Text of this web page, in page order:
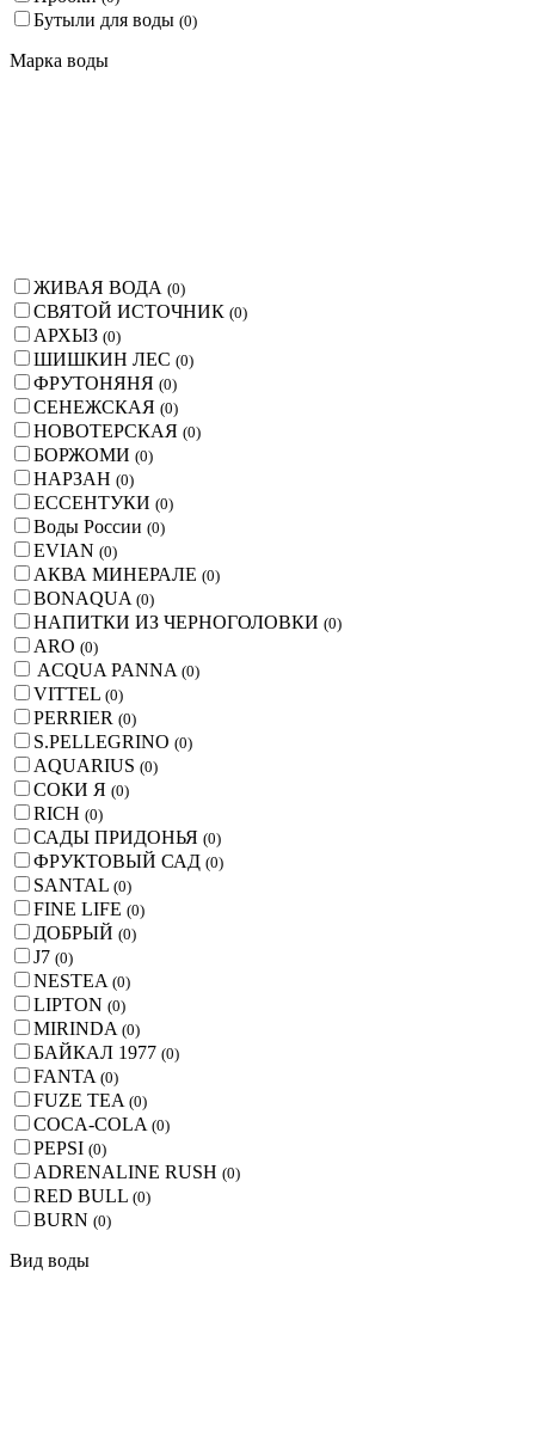
Бутыли для воды (0)
Марка воды
ЖИВАЯ ВОДА (0)
СВЯТОЙ ИСТОЧНИК (0)
АРХЫЗ (0)
ШИШКИН ЛЕС (0)
ФРУТОНЯНЯ (0)
СЕНЕЖСКАЯ (0)
НОВОТЕРСКАЯ (0)
БОРЖОМИ (0)
НАРЗАН (0)
ЕССЕНТУКИ (0)
Воды России (0)
EVIAN (0)
АКВА МИНЕРАЛЕ (0)
BONAQUA (0)
НАПИТКИ ИЗ ЧЕРНОГОЛОВКИ (0)
ARO (0)
ACQUA PANNA (0)
VITTEL (0)
PERRIER (0)
S.PELLEGRINO (0)
AQUARIUS (0)
СОКИ Я (0)
RICH (0)
САДЫ ПРИДОНЬЯ (0)
ФРУКТОВЫЙ САД (0)
SANTAL (0)
FINE LIFE (0)
ДОБРЫЙ (0)
J7 (0)
NESTEA (0)
LIPTON (0)
MIRINDA (0)
БАЙКАЛ 1977 (0)
FANTA (0)
FUZE TEA (0)
COCA-COLA (0)
PEPSI (0)
ADRENALINE RUSH (0)
RED BULL (0)
BURN (0)
Вид воды